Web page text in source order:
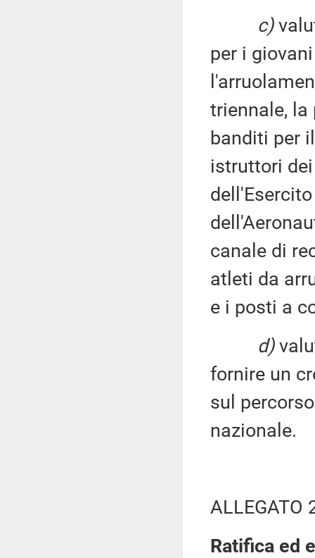
c)
per i
triennale,
banditi per
istruttori
canale di
atleti da
e i posti a
d)
fornire un
sul
nazionale.
ALLEGATO
Ratifica ed